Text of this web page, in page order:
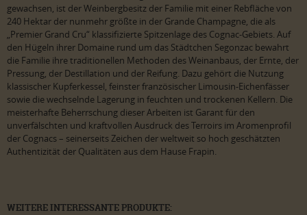
gewachsen, ist der Weinbergbesitz der Familie mit einer Rebfläche von
240 Hektar der nunmehr größte in der Grande Champagne, die als
„Premier Grand Cru“ klassifizierte Spitzenlage des Cognac-Gebiets. Auf
den Hügeln ihrer Domaine rund um das Städtchen Segonzac bewahrt
die Familie ihre traditionellen Methoden des Weinanbaus, der Ernte, der
Pressung, der Destillation und der Reifung. Dazu gehört die Nutzung
klassischer Kupferkessel, feinster französischer Limousin-Eichenfässer
sowie die wechselnde Lagerung in feuchten und trockenen Kellern. Die
meisterhafte Beherrschung dieser Arbeiten ist Garant für den
unverfälschten und kraftvollen Ausdruck des Terroirs im Aromenprofil
der Cognacs – seinerseits Zeichen der weltweit so hoch geschätzten
Authentizität der Qualitäten aus dem Hause Frapin.
WEITERE INTERESSANTE PRODUKTE: